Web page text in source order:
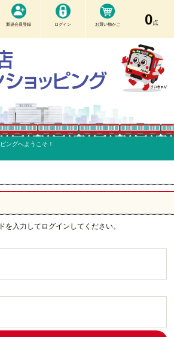
新規会員登録 ログイン お買い物かご 0点
ングへようこそ！
を入力してログインしてください。